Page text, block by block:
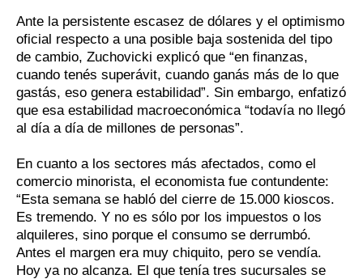
Ante la persistente escasez de dólares y el optimismo
oficial respecto a una posible baja sostenida del tipo
de cambio, Zuchovicki explicó que “en finanzas,
cuando tenés superávit, cuando ganás más de lo que
gastás, eso genera estabilidad”. Sin embargo, enfatizó
que esa estabilidad macroeconómica “todavía no llegó
al día a día de millones de personas”.
En cuanto a los sectores más afectados, como el
comercio minorista, el economista fue contundente:
“Esta semana se habló del cierre de 15.000 kioscos.
Es tremendo. Y no es sólo por los impuestos o los
alquileres, sino porque el consumo se derrumbó.
Antes el margen era muy chiquito, pero se vendía.
Hoy ya no alcanza. El que tenía tres sucursales se